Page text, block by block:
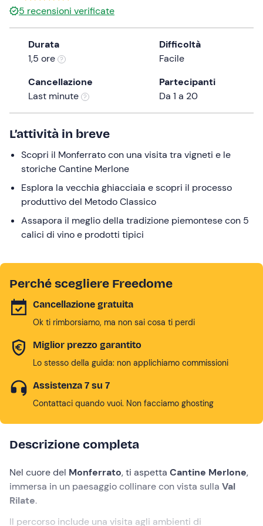
the
question
mark
keyboard
shortcuts
for
changing
dates.
5 recensioni verificate
Durata
1,5 ore
Difficoltà
Facile
Cancellazione
Last minute
Partecipanti
Da 1 a 20
L’attività in breve
Scopri il Monferrato con una visita tra vigneti e le
storiche Cantine Merlone
Esplora la vecchia ghiacciaia e scopri il processo
produttivo del Metodo Classico
Assapora il meglio della tradizione piemontese con 5
calici di vino e prodotti tipici
Perché scegliere Freedome
Cancellazione gratuita
Ok ti rimborsiamo, ma non sai cosa ti perdi
Miglior prezzo garantito
Lo stesso della guida: non applichiamo commissioni
Assistenza 7 su 7
Contattaci quando vuoi. Non facciamo ghosting
Descrizione completa
Nel cuore del Monferrato, ti aspetta Cantine Merlone,
immersa in un paesaggio collinare con vista sulla Val
Rilate.
Il percorso include una visita agli ambienti di